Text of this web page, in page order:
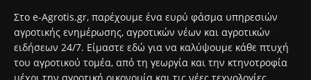
Στο e-Agrotis.gr, παρέχουμε ένα ευρύ φάσμα υπηρεσιών
αγροτικής ενημέρωσης, αγροτικών νέων και αγροτικών
ειδήσεων 24/7. Είμαστε εδώ για να καλύψουμε κάθε πτυχή
του αγροτικού τομέα, από τη γεωργία και την κτηνοτροφία